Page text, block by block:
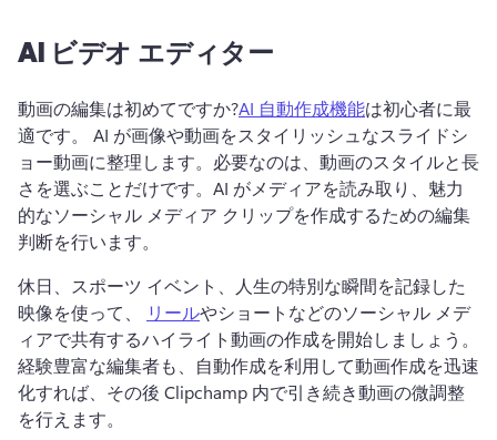
AI ビデオ エディター
動画の編集は初めてですか?AI 自動作成機能は初心者に最
適です。 AI が画像や動画をスタイリッシュなスライドシ
ョー動画に整理します。必要なのは、動画のスタイルと長
さを選ぶことだけです。 AI がメディアを読み取り、魅力
的なソーシャル メディア クリップを作成するための編集
判断を行います。
休日、スポーツ イベント、人生の特別な瞬間を記録した
映像を使って、
リールやショートなどのソーシャル メデ
経験豊富な編集者も、自動作成を利用して動画作成を迅速
化すれば、その後 Clipchamp 内で引き続き動画の微調整
を行えます。